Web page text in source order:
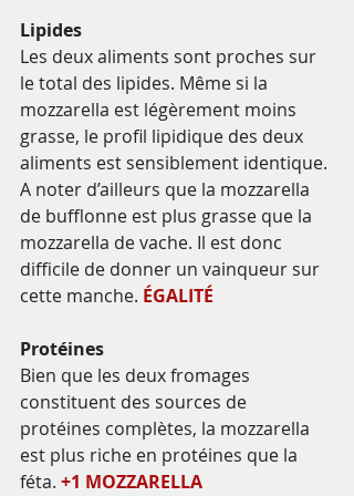
Lipides
Les deux aliments sont proches sur
le total des lipides. Même si la
mozzarella est légèrement moins
grasse, le profil lipidique des deux
aliments est sensiblement identique.
A noter d’ailleurs que la mozzarella
de bufflonne est plus grasse que la
mozzarella de vache. Il est donc
difficile de donner un vainqueur sur
cette manche. ÉGALITÉ
Protéines
Bien que les deux fromages
constituent des sources de
protéines complètes, la mozzarella
est plus riche en protéines que la
féta. +1 MOZZARELLA